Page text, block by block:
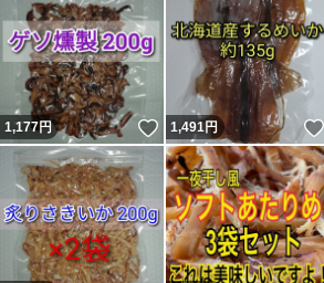
1,177円 いいね！
1,491円